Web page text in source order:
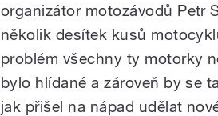
organizátor motozávodů Petr
několik desítek kusů
problém všechny ty motorky
bylo hlídané a zároveň by se
jak přišel na nápad udělat